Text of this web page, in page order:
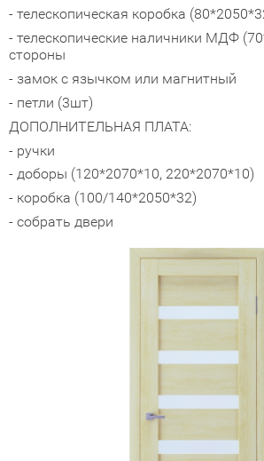
- телескопическая коробка
- телескопические наличники МДФ
стороны
- замок с язычком или магнитный
- петли (3шт)
ДОПОЛНИТЕЛЬНАЯ ПЛАТА:
- ручки
- доборы (120*2070*10, 220*2070*10)
- коробка (100/140*2050*32)
- собрать двери
двери (дверь-книжка)